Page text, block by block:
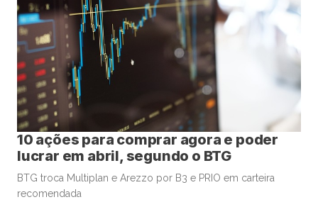
10 ações para comprar agora e poder
lucrar em abril, segundo o BTG
BTG troca Multiplan e Arezzo por B3 e PRIO em carteira
recomendada